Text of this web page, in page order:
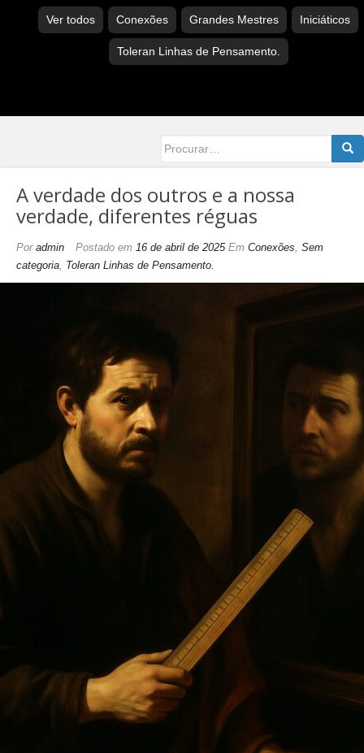
Ver todos Conexões Grandes Mestres Iniciáticos
Toleran Linhas de Pensamento.
for:
A verdade dos outros e a nossa
verdade, diferentes réguas
Por admin Postado em 16 de abril de 2025 Em Conexões, Sem
categoria, Toleran Linhas de Pensamento.